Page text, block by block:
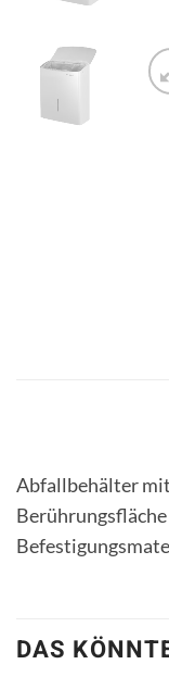
Abfallbehälter
DAS